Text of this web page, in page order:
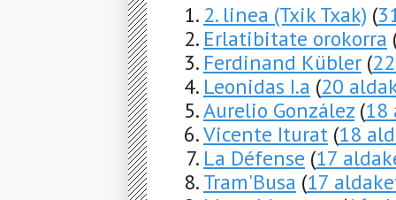
2. linea (Txik Txak) (
Erlatibitate orokorra
Ferdinand Kübler (
Leonidas I.a (20
Aurelio González (18
Vicente Iturat (18
La Défense (17
Tram'Busa (17